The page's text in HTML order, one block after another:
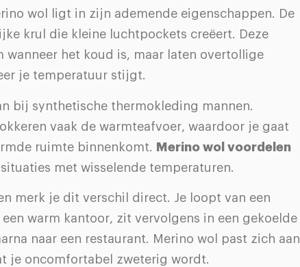
wol ligt in zijn ademende eigenschappen. De
krul die kleine luchtpockets creëert. Deze
wanneer het koud is, maar laten overtollige
je temperatuur stijgt.
bij synthetische thermokleding mannen.
vaak de warmteafvoer, waardoor je gaat
ruimte binnenkomt.
Merino wol voordelen
met wisselende temperaturen.
merk je dit verschil direct. Je loopt van een
warm kantoor, zit vervolgens in een gekoelde
naar een restaurant. Merino wol past zich aan
je oncomfortabel zweterig wordt.